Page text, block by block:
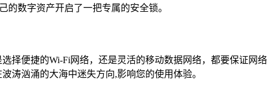
数字资产开启了一把专属的安全锁。
择便捷的Wi-Fi网络，还是灵活的移动数据网络，都要保证网络
涛汹涌的大海中迷失方向,影响您的使用体验。